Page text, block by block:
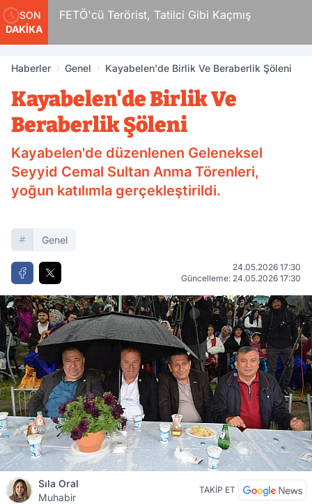
SON
DAKİKA
FETÖ'cü Terörist, Tatilci Gibi Kaçmış
Haberler Genel Kayabelen'de Birlik Ve Beraberlik Şöleni
Kayabelen'de Birlik Ve
Beraberlik Şöleni
Kayabelen'de düzenlenen Geleneksel
Seyyid Cemal Sultan Anma Törenleri,
yoğun katılımla gerçekleştirildi.
Genel
24.05.2026 17:30
Güncelleme: 24.05.2026 17:30
Sıla Oral
Muhabir
TAKİP ET